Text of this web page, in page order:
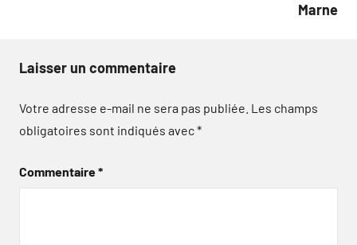
Marne
Laisser un commentaire
Votre adresse e-mail ne sera pas publiée. Les champs
obligatoires sont indiqués avec*
Commentaire*